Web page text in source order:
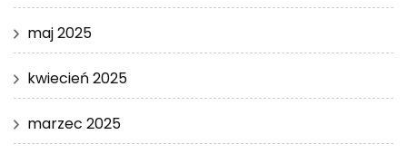
maj 2025
kwiecień 2025
marzec 2025